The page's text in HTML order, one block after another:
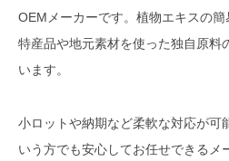
OEMメーカーです。植物エキスの簡
特産品や地元素材を使った独自原料
います。
小ロットや納期など柔軟な対応が可
いう方でも安心してお任せできるメ